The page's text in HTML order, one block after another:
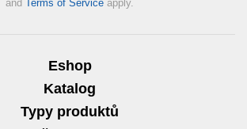
and Terms of Service apply.
Eshop
Katalog
Typy produktů